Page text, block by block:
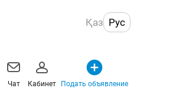
Қаз Рус
Чат Кабинет Подать объявление